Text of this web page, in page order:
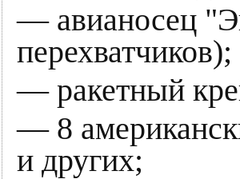
— авианосец
перехватчиков);
— ракетный
— 8
и других;